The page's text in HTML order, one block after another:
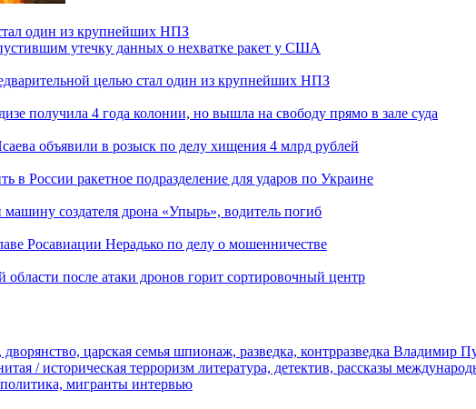
один из крупнейших НПЗ
утечку данных о нехватке ракет у США
целью стал один из крупнейших НПЗ
получила 4 года колонии, но вышла на свободу прямо в зале суда
объявили в розыск по делу хищения 4 млрд рублей
в России ракетное подразделение для ударов по Украине
создателя дрона «Упырь», водитель погиб
Росавиации Нерадько по делу о мошенничестве
области после атаки дронов горит сортировочный центр
царская семья шпионаж, разведка, контрразведка Владимир
/ историческая терроризм литература, детектив, рассказы
мигранты интервью